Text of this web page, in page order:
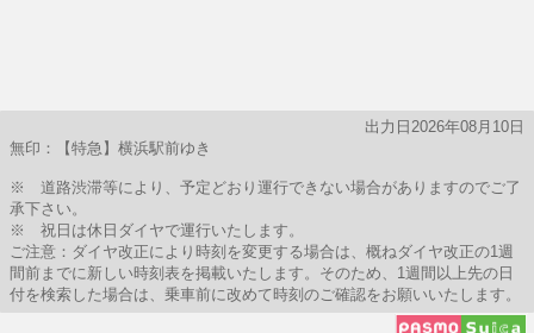
出力日2026年08月10日
無印：【特急】横浜駅前ゆき
※ 道路渋滞等により、予定どおり運行できない場合がありますのでご了
承下さい。
※ 祝日は休日ダイヤで運行いたします。
ご注意：ダイヤ改正により時刻を変更する場合は、概ねダイヤ改正の1週
間前までに新しい時刻表を掲載いたします。そのため、1週間以上先の日
付を検索した場合は、乗車前に改めて時刻のご確認をお願いいたします。